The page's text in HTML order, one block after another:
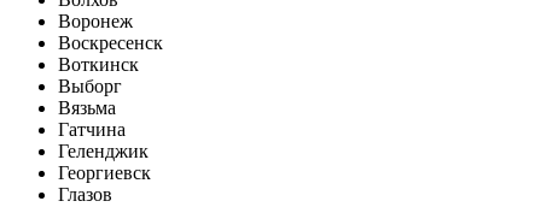
Воронеж
Воскресенск
Воткинск
Выборг
Вязьма
Гатчина
Геленджик
Георгиевск
Глазов